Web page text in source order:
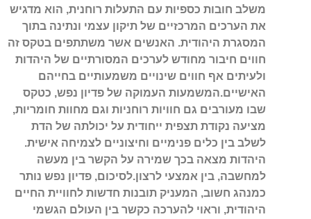
משלב חובות כספיות עם התעלות רוחנית, הוא מדגיש
את הערכים המרכזיים של תיקון עצמי ונתינה בתוך
המסגרת היהודית. האנשים אשר משתתפים בטקס זה
חווים חיבור מחודש לערכים המסורתיים של היהדות
ולעיתים אף חווים שינויים משמעותיים בחייהם
האישיים.המשמעות העמוקה של פדיון נפש, כטקס
שבו מעורבים גם חוויות רוחניות וגם מחוות חומריות,
מציעה נקודת תצפית ייחודית על יכולתה של הדת
לשלב בין כלים פנימיים וחיצוניים לצמיחה אישית.
היהדות מצאה בכך שמירה על הקשר בין מעשה
למחשבה, בין אמצעי לרצון.לסיכום, פדיון נפש נותר
כמנהג חשוב, המעניק תובנות חדשות לחוויית החיים
היהודית, וראוי להערכה כקשר בין העולם הגשמי